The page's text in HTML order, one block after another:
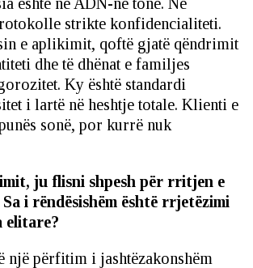
strikte konfidencialiteti.
e aplikimit, qoftë gjatë qëndrimit
dhe të dhënat e familjes
Ky është standardi
i lartë në heshtje totale. Klienti e
sonë, por kurrë nuk
ju flisni shpesh për rritjen e
i rëndësishëm është rrjetëzimi
elitare?
një përfitim i jashtëzakonshëm